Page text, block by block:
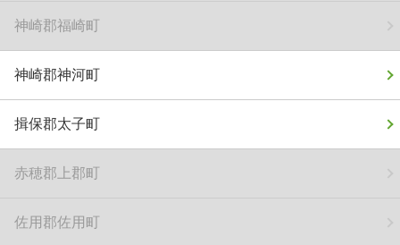
神崎郡福崎町
神崎郡神河町
揖保郡太子町
赤穂郡上郡町
佐用郡佐用町